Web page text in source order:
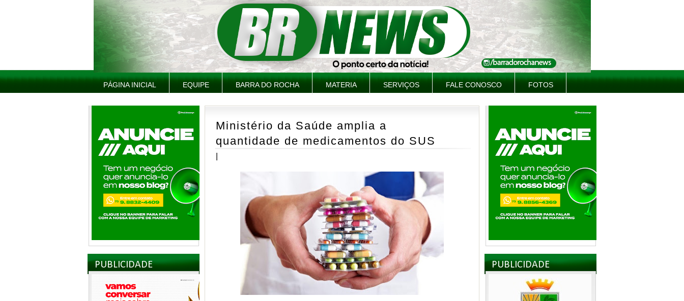
PÁGINA INICIAL EQUIPE BARRA DO ROCHA MATERIA SERVIÇOS FALE CONOSCO FOTOS
PUBLICIDADE
Ministério da Saúde amplia a
quantidade de medicamentos do SUS
PUBLICIDADE